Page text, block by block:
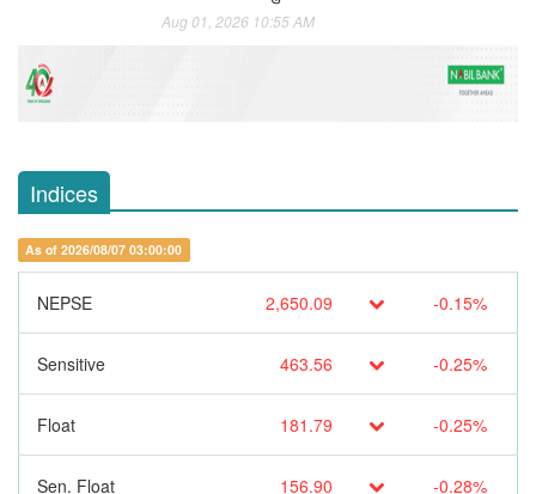
Aug 01, 2026 10:55 AM
Indices
As of 2026/08/07 03:00:00
NEPSE 2,650.09 -0.15%
Sensitive 463.56 -0.25%
Float 181.79 -0.25%
Sen. Float 156.90 -0.28%